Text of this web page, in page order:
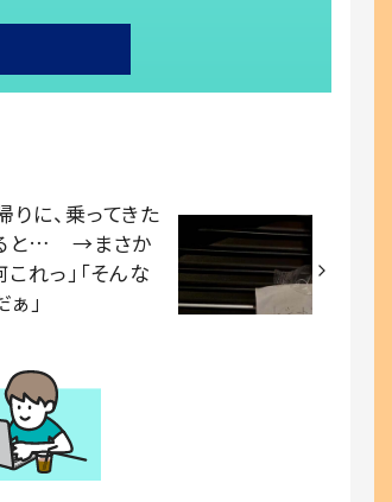
りに、乗ってきた
ると… →まさか
れっ」「そんな
」